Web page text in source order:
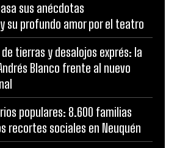
sus anécdotas
su profundo amor por el teatro
tierras y desalojos exprés: la
Blanco frente al nuevo
populares: 8.600 familias
recortes sociales en Neuquén